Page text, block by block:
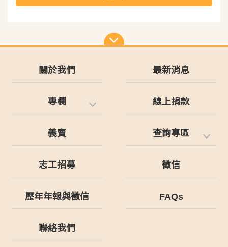
關於我們 最新消息
專欄 線上捐款
義賣 查詢專區
志工招募 徵信
歷年年報與徵信 FAQs
聯絡我們